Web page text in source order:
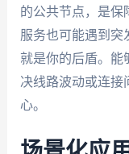
的公共节点，是保
服务也可能遇到突
就是你的后盾。能
决线路波动或连接
心。